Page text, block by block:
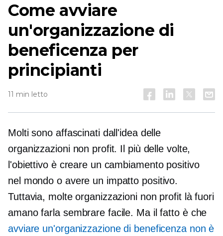
Come avviare
un'organizzazione di
beneficenza per
principianti
11 min letto
Molti sono affascinati dall'idea delle
organizzazioni non profit. Il più delle volte,
l'obiettivo è creare un cambiamento positivo
nel mondo o avere un impatto positivo.
Tuttavia, molte organizzazioni non profit là fuori
amano farla sembrare facile. Ma il fatto è che
avviare un'organizzazione di beneficenza non è